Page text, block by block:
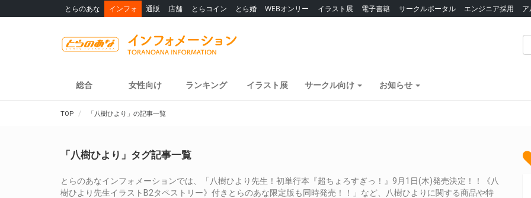
とらのあな インフォ 通販 店舗 とらコイン とら婚 WEBオンリー イラスト展 電子書籍 サークルポータル エンジニア採用
総合 女性向け ランキング イラスト展 サークル向け お知らせ
TOP 「八樹ひより」の記事一覧
「八樹ひより」タグ記事一覧
とらのあなインフォメーションでは、「八樹ひより先生！初単行本『超ちょろすぎっ！』9月1日(木)発売決定！！《八
樹ひより先生イラストB2タペストリー》付きとらのあな限定版も同時発売！！」など、八樹ひよりに関する商品や特